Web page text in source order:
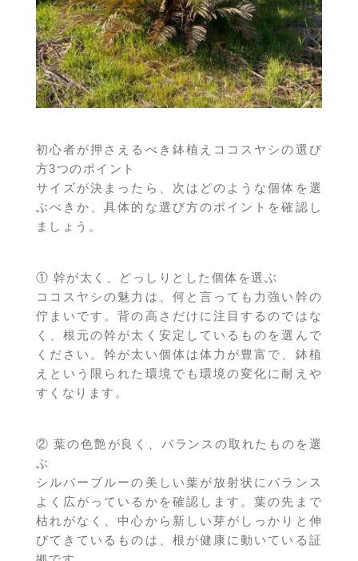
初心者が押さえるべき鉢植えココスヤシの選び
方3つのポイント
サイズが決まったら、次はどのような個体を選
ぶべきか、具体的な選び方のポイントを確認し
ましょう。
① 幹が太く、どっしりとした個体を選ぶ
ココスヤシの魅力は、何と言っても力強い幹の
佇まいです。背の高さだけに注目するのではな
く、根元の幹が太く安定しているものを選んで
ください。幹が太い個体は体力が豊富で、鉢植
えという限られた環境でも環境の変化に耐えや
すくなります。
② 葉の色艶が良く、バランスの取れたものを選
ぶ
シルバーブルーの美しい葉が放射状にバランス
よく広がっているかを確認します。葉の先まで
枯れがなく、中心から新しい芽がしっかりと伸
びてきているものは、根が健康に動いている証